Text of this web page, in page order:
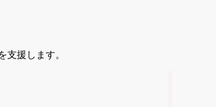
援します。